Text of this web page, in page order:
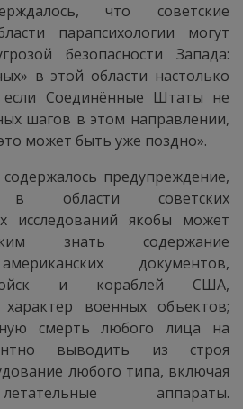
что советские
парапсихологии могут
безопасности Запада:
в этой области настолько
если Соединённые Штаты не
шагов в этом направлении,
может быть уже поздно».
предупреждение,
области советских
исследований якобы может
знать содержание
документов,
и кораблей США,
военных объектов;
смерть любого лица на
выводить из строя
любого типа, включая
аппараты.